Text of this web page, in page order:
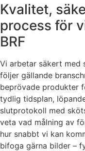
Kvalitet,
process för
BRF
Vi arbetar säkert med
följer gällande
beprövade produkter
tydlig tidsplan,
slutprotokoll med
veta vad målning av
hur snabbt vi kan
bifoga gärna bilder –